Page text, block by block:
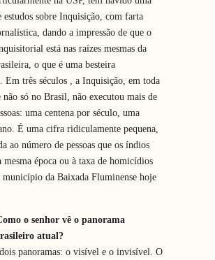
estudos sobre Inquisição, com farta
dando a impressão de que o
está nas raízes mesmas da
o que é uma besteira
Em três séculos , a Inquisição, em toda
não só no Brasil, não executou mais de
uma centena por século, uma
É uma cifra ridiculamente pequena,
ao número de pessoas que os índios
mesma época ou à taxa de homicídios
município da Baixada Fluminense hoje
o senhor vê o panorama
atual?
panoramas: o visível e o invisível. O